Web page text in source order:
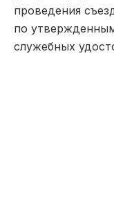
проведения
по
служебных